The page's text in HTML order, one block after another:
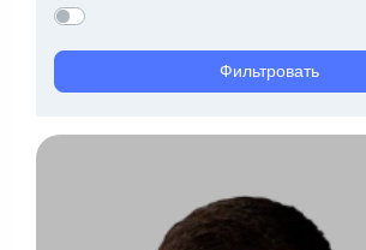
Фильтровать